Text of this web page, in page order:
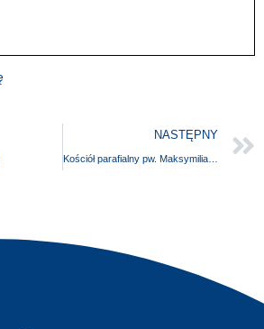
NASTĘPNY
Kościół parafialny pw. Maksymiliana Marii Kolbego